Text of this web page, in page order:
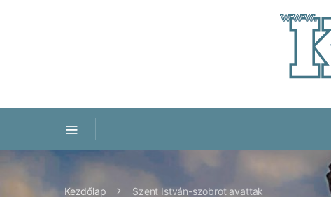
Kezdőlap Szent István-szobrot avattak